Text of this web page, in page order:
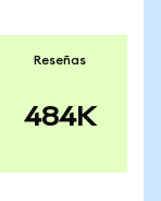
Reseñas
484K